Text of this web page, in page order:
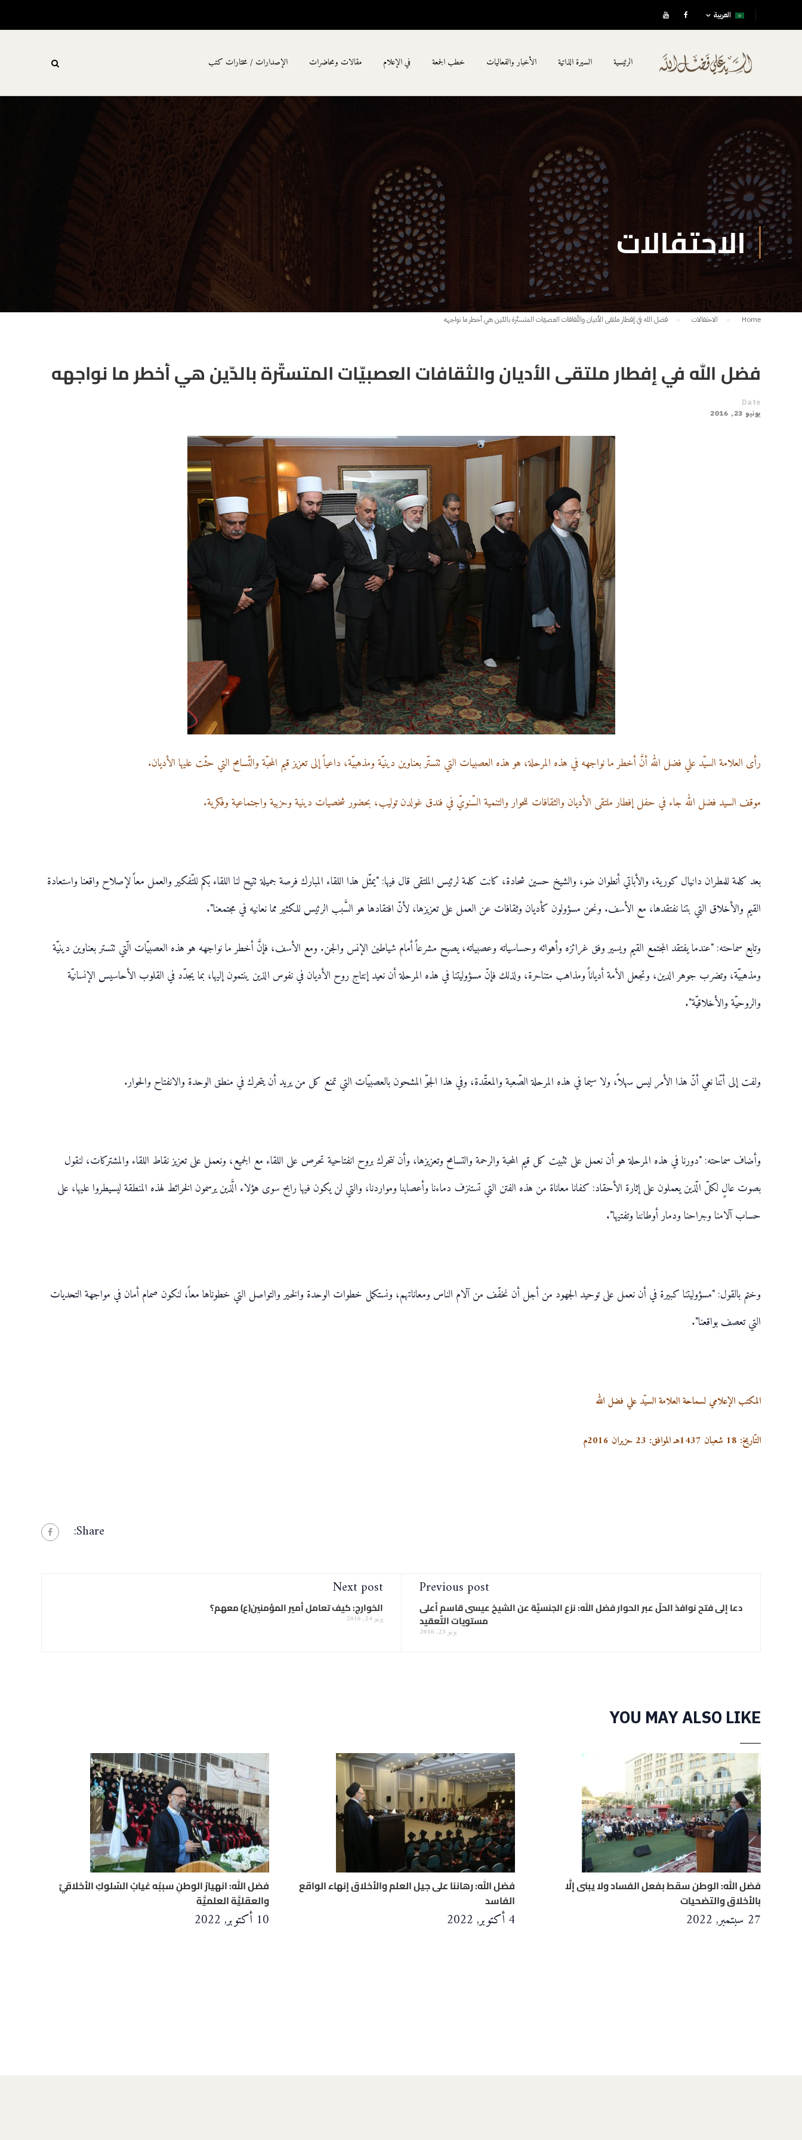
العربية
الرئيسية السيرة الذاتية الأخبار والفعاليات خطب الجمعة في الإعلام مقالات ومحاضرات الإصدارات / مختارات كتب
الاحتفالات
Home الاحتفالات فضل الله في إفطار ملتقى الأديان والثّقافات العصبيّات المتستّرة بالدّين هي أخطر ما نواجهه
فضل الله في إفطار ملتقى الأديان والثّقافات العصبيّات المتستّرة بالدّين هي أخطر ما نواجهه
Date
يونيو 23, 2016
رأى العلامة السيّد علي فضل الله أنَّ أخطر ما نواجهه في هذه المرحلة، هو هذه العصبيات التي تتستّر بعناوين دينيّة ومذهبيّة، داعياً إلى تعزيز قيم المحبّة والتّسامح التي حثّت عليها الأديان.
موقف السيد فضل الله جاء في حفل إفطار ملتقى الأديان والثقافات للحوار والتنمية السّنويّ في فندق غولدن توليب، بحضور شخصيات دينية وحزبية واجتماعية وفكرية.
بعد كلمة للمطران دانيال كورية، والأباتي أنطوان ضو، والشيخ حسين شحادة، كانت كلمة لرئيس الملتقى قال فيها: "يمثّل هذا اللقاء المبارك فرصة جميلة تتيح لنا اللقاء بكم للتّفكير والعمل معاً لإصلاح واقعنا واستعادة
القيم والأخلاق التي بتنا نفتقدها، مع الأسف. ونحن مسؤولون كأديان وثقافات عن العمل على تعزيزها، لأنّ افتقادها هو السَّبب الرئيس للكثير مما نعانيه في مجتمعنا".
وتابع سماحته: "عندما يفتقد المجتمع القيم ويسير وفق غرائزه وأهوائه وحساسياته وعصبياته، يصبح مشرعاً أمام شياطين الإنس والجن. ومع الأسف، فإنَّ أخطر ما نواجهه هو هذه العصبيّات الّتي تتستر بعناوين دينيّة
ومذهبيّة، وتضرب جوهر الدين، وتجعل الأمة أدياناً ومذاهب متناحرة، ولذلك فإنّ مسؤوليتنا في هذه المرحلة أن نعيد إنتاج روح الأديان في نفوس الذين ينتمون إليها، بما يجدّد في القلوب الأحاسيس الإنسانيّة
والروحيّة والأخلاقيّة".
ولفت إلى أنّنا نعي أنّ هذا الأمر ليس سهلاً، ولا سيما في هذه المرحلة الصّعبة والمعقّدة، وفي هذا الجوّ المشحون بالعصبيّات التي تمنع كل من يريد أن يتحرك في منطق الوحدة والانفتاح والحوار.
وأضاف سماحته: "دورنا في هذه المرحلة هو أن نعمل على تثبيت كل قيم المحبة والرحمة والتسامح وتعزيزها، وأن نتحرك بروح انفتاحية تحرص على اللقاء مع الجميع، ونعمل على تعزيز نقاط اللقاء والمشتركات، لنقول
بصوت عالٍ لكلّ الّذين يعملون على إثارة الأحقاد: كفانا معاناة من هذه الفتن التي تستنزف دماءنا وأعصابنا ومواردنا، والتي لن يكون فيها رابح سوى هؤلاء الَّذين يرسمون الخرائط لهذه المنطقة ليسيطروا عليها، على
حساب آلامنا وجراحنا ودمار أوطاننا وتفتيها".
وختم بالقول: "مسؤوليتنا كبيرة في أن نعمل على توحيد الجهود من أجل أن نخفّف من آلام الناس ومعاناتهم، ونستكمل خطوات الوحدة والخير والتواصل التي خطوناها معاً، لنكون صمام أمان في مواجهة التحديات
التي تعصف بواقعنا".
المكتب الإعلامي لسماحة العلامة السيّد علي فضل الله
التّاريخ: 18 شعبان 1437هـ الموافق: 23 حزيران 2016م
Share:
Previous post
دعا إلى فتح نوافذ الحلّ عبر الحوار فضل الله: نزع الجنسيَّة عن الشيخ عيسى قاسم أعلى
مستويات التّعقيد
يونيو 23, 2016
Next post
الخوارج: كيف تعامل أمير المؤمنين(ع) معهم؟
يونيو 24, 2016
YOU MAY ALSO LIKE
فضل الله: انهيارُ الوطنِ سببُه غيابُ السّلوكِ الأخلاقيِّ
والعقليَّة العلميَّة
10 أكتوبر, 2022
فضل الله: رهاننا على جيل العلم والأخلاق إنهاء الواقع
الفاسد
4 أكتوبر, 2022
فضل الله: الوطن سقط بفعل الفساد ولا يبنى إلَّا
بالأخلاق والتضحيات
27 سبتمبر, 2022